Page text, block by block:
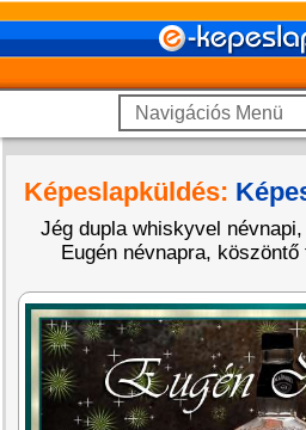
Képeslapküldés:
Jég dupla whiskyvel
Eugén névnapra,